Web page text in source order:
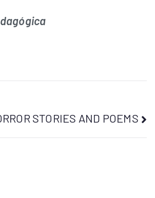
STORIES AND POEMS